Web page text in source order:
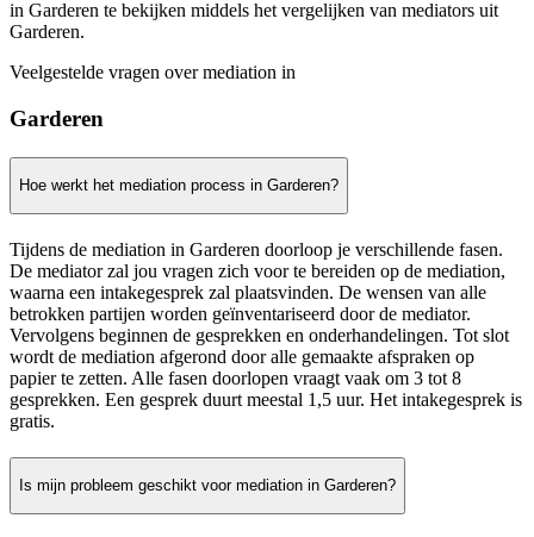
in Garderen te bekijken middels het vergelijken van mediators uit
Garderen.
Veelgestelde vragen over mediation in
Garderen
Hoe werkt het mediation process in Garderen?
Tijdens de mediation in Garderen doorloop je verschillende fasen.
De mediator zal jou vragen zich voor te bereiden op de mediation,
waarna een intakegesprek zal plaatsvinden. De wensen van alle
betrokken partijen worden geïnventariseerd door de mediator.
Vervolgens beginnen de gesprekken en onderhandelingen. Tot slot
wordt de mediation afgerond door alle gemaakte afspraken op
papier te zetten. Alle fasen doorlopen vraagt vaak om 3 tot 8
gesprekken. Een gesprek duurt meestal 1,5 uur. Het intakegesprek is
gratis.
Is mijn probleem geschikt voor mediation in Garderen?